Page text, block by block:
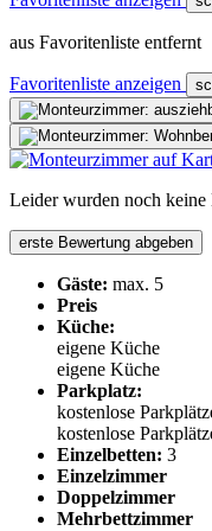
aus Favoritenliste entfernt
Favoritenliste anzeigen
Leider wurden noch keine
erste Bewertung abgeben
Gäste: max. 5
Preis
Küche:
eigene Küche
eigene Küche
Parkplatz:
kostenlose
kostenlose
Einzelbetten: 3
Einzelzimmer
Doppelzimmer
Mehrbettzimmer